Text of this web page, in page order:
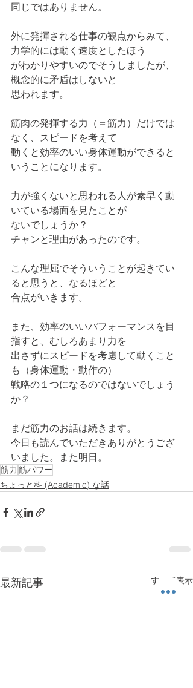
同じではありません。
外に発揮される仕事の観点からみて、
力学的には動く速度としたほう
がわかりやすいのでそうしましたが、
概念的に矛盾はしないと
思われます。
筋肉の発揮する力（＝筋力）だけでは
なく、スピードを考えて
動くと効率のいい身体運動ができると
いうことになります。
力が強くないと思われる人が素早く動
いている場面を見たことが
ないでしょうか？
チャンと理由があったのです。
こんな理屈でそういうことが起きてい
ると思うと、なるほどと
合点がいきます。
また、効率のいいパフォーマンスを目
指すと、むしろあまり力を
出さずにスピードを考慮して動くこと
も（身体運動・動作の）
戦略の１つになるのではないでしょう
か？
まだ筋力のお話は続きます。
今日も読んでいただきありがとうござ
いました。また明日。
筋力 筋パワー
ちょっと科 (Academic) な話
最新記事 すべて表示